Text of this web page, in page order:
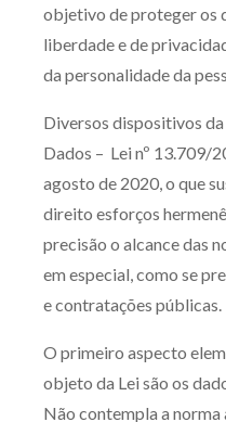
Telefone
Whatsapp
objetivo de proteger os
liberdade e de
da personalidade da
Diversos dispositivos
Dados – Lei nº 13.709/
agosto de 2020, o que
direito esforços
precisão o alcance das
em especial, como se
e contratações públicas.
O primeiro aspecto
objeto da Lei são os
Não contempla a